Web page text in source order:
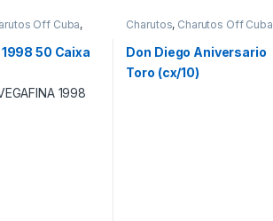
Off Cuba,
1998 50 Caixa
Charutos, Charutos Off Cuba
Don Diego Aniversario
Toro (cx/10)